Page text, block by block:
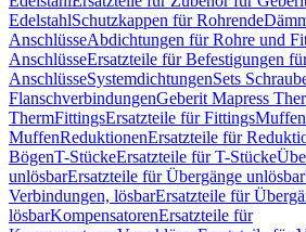
EdelstahlSchutzkappen für Rohrende
AnschlüsseAbdichtungen für Rohre und
AnschlüsseErsatzteile für Befestigungen
AnschlüsseSystemdichtungenSets
FlanschverbindungenGeberit Mapress
ThermFittingsErsatzteile für FittingsMuffen
MuffenReduktionenErsatzteile für
BögenT-StückeErsatzteile für T-Stücke
unlösbarErsatzteile für Übergänge unlösbar
Verbindungen, lösbarErsatzteile für
lösbarKompensatorenErsatzteile für